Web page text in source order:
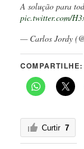
A solução para
pic.twitter.com/
— Carlos Jordy
COMPARTILHE:
Curtir 7